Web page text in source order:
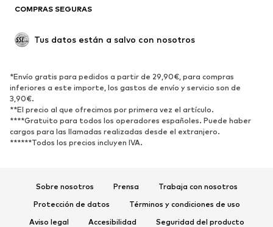
Tallas grandes
Reciclado
ZAPATOS
Nuevo
Zapatillas de deporte
Botines
Zapatos de tacón y plataforma Botas
Zapatillas de casa
Exclusivo
COMPRAS SEGURAS
Tus datos están a salvo con nosotros
*Envío gratis para pedidos a partir de 29,90€, para compras
inferiores a este importe, los gastos de envío y servicio son de
3,90€.
**El precio al que ofrecimos por primera vez el artículo.
****Gratuito para todos los operadores españoles. Puede haber
cargos para las llamadas realizadas desde el extranjero.
******Todos los precios incluyen IVA.
Sobre nosotros Prensa
Trabaja con nosotros
Protección de datos
Términos y condiciones de uso
Aviso legal
Accesibilidad
Seguridad del producto